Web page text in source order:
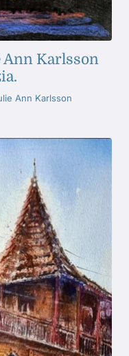
Ann Karlsson
Ann Karlsson